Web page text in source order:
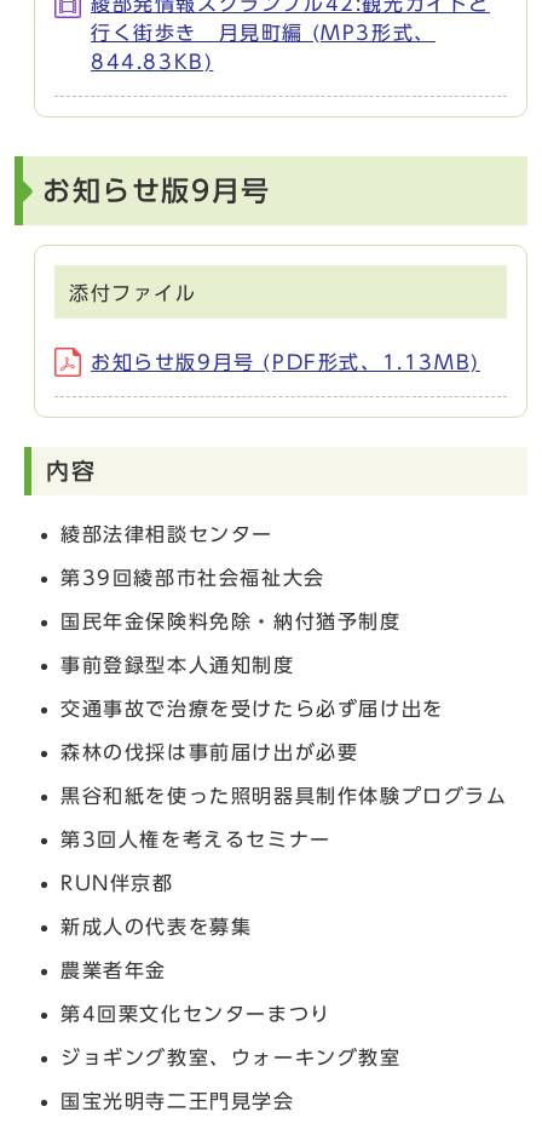
行く街歩き 月見町編 (MP3形式、
844.83KB)
お知らせ版9月号
添付ファイル
お知らせ版9月号 (PDF形式、1.13MB)
内容
綾部法律相談センター
第39回綾部市社会福祉大会
国民年金保険料免除・納付猶予制度
事前登録型本人通知制度
交通事故で治療を受けたら必ず届け出を
森林の伐採は事前届け出が必要
黒谷和紙を使った照明器具制作体験プログラム
第3回人権を考えるセミナー
RUN伴京都
新成人の代表を募集
農業者年金
第4回栗文化センターまつり
ジョギング教室、ウォーキング教室
国宝光明寺二王門見学会